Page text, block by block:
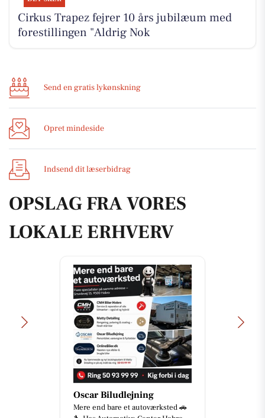
Cirkus Trapez fejrer 10 års jubilæum med
forestillingen "Aldrig Nok
Send en gratis lykønskning
Opret mindeside
Indsend dit læserbidrag
OPSLAG FRA VORES
LOKALE ERHVERV
Oscar Biludlejning
Mere end bare et autoværksted 🚗